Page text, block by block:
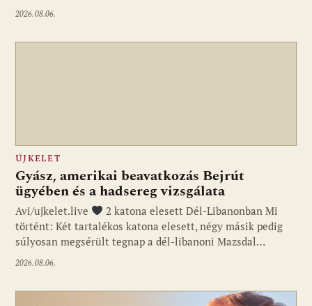
2026.08.06.
ÚJKELET
Gyász, amerikai beavatkozás Bejrút
ügyében és a hadsereg vizsgálata
Avi/ujkelet.live
2 katona elesett Dél-Libanonban Mi
történt: Két tartalékos katona elesett, négy másik pedig
súlyosan megsérült tegnap a dél-libanoni Mazsdal…
2026.08.06.